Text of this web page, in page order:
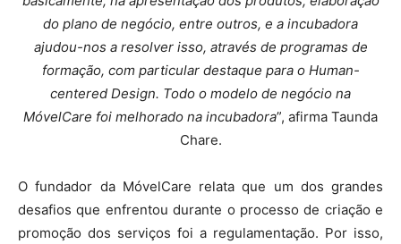
do plano de negócio, entre outros, e a incubadora
ajudou-nos a resolver isso, através de programas de
formação, com particular destaque para o Human-
centered Design. Todo o modelo de negócio na
MóvelCare foi melhorado na incubadora”, afirma Taunda
Chare.
O fundador da MóvelCare relata que um dos grandes
desafios que enfrentou durante o processo de criação e
promoção dos serviços foi a regulamentação. Por isso,